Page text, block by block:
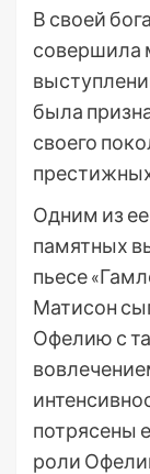
В своей
совершила
была
своего
Одним из
памятных
пьесе
Матисон
Офелию с
потрясены
роли